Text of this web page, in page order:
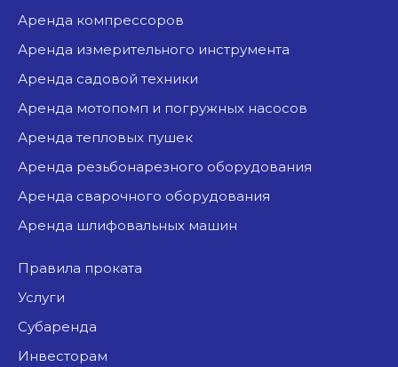
аренда компрессоров
аренда измерительного инструмента
аренда садовой техники
аренда мотопомп и погружных насосов
аренда тепловых пушек
аренда резьбонарезного оборудования
аренда сварочного оборудования
аренда шлифовальных машин
Правила проката
Услуги
Субаренда
Инвесторам